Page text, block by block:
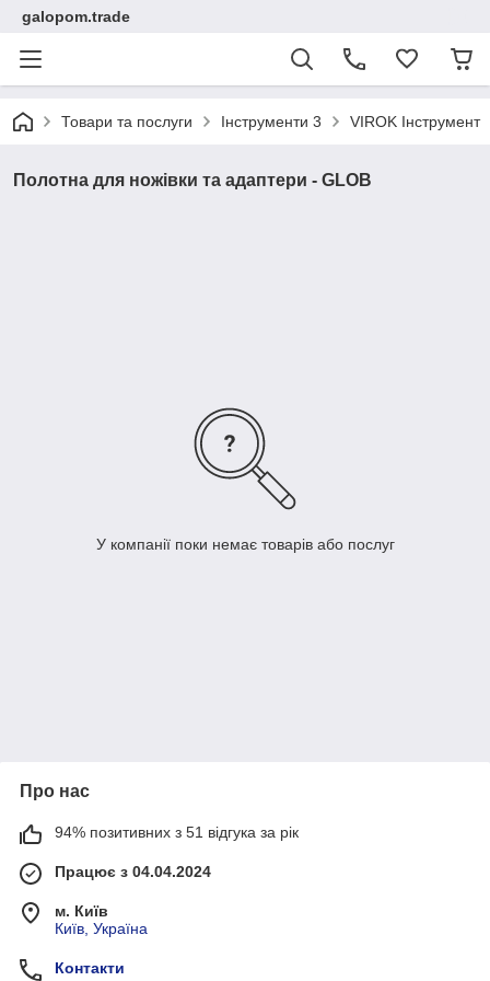
galopom.trade
Товари та послуги Інструменти 3 VIROK Інструмент
Полотна для ножівки та адаптери - GLOB
У компанії поки немає товарів або послуг
Про нас
94% позитивних з 51 відгука за рік
Працює з 04.04.2024
м. Київ
Київ, Україна
Контакти